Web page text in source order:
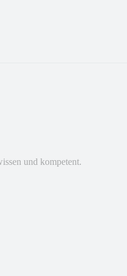
und kompetent.